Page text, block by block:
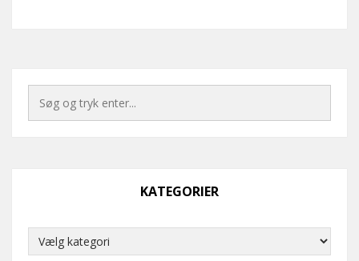
KATEGORIER
Kategorier